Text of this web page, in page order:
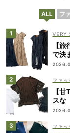
ALL フ
VERY
【
で決
ファッ
【
スな
ファッ